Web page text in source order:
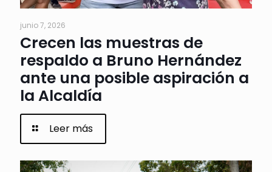
junio 7, 2026
Crecen las muestras de
respaldo a Bruno Hernández
ante una posible aspiración a
la Alcaldía
Leer más